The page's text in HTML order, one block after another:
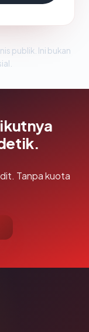
publik. Ini bukan
Tanpa kuota